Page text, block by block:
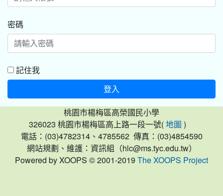
密碼
記住我
登入
桃園市楊梅區高榮國民小學
326023 桃園市楊梅區高上路一段一號( 地圖 )
電話：(03)4782314、4785562 傳真：(03)4854590
網站規劃、維護：資訊組（hlc@ms.tyc.edu.tw）
Powered by XOOPS © 2001-2019 The XOOPS Project